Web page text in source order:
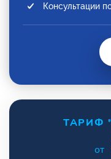
Консультации
ТАРИФ
от